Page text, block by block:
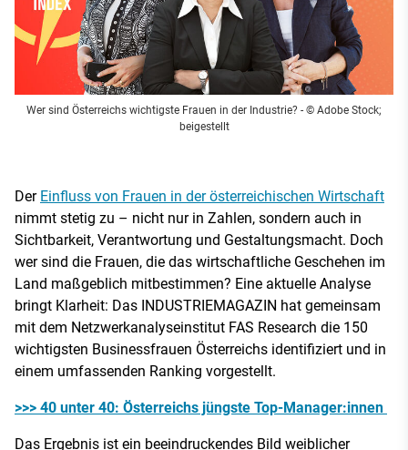
Wer sind Österreichs wichtigste Frauen in der Industrie? - © Adobe Stock;
beigestellt
Der Einfluss von Frauen in der österreichischen Wirtschaft
nimmt stetig zu – nicht nur in Zahlen, sondern auch in
Sichtbarkeit, Verantwortung und Gestaltungsmacht. Doch
wer sind die Frauen, die das wirtschaftliche Geschehen im
Land maßgeblich mitbestimmen? Eine aktuelle Analyse
bringt Klarheit: Das INDUSTRIEMAGAZIN hat gemeinsam
mit dem Netzwerkanalyseinstitut FAS Research die 150
wichtigsten Businessfrauen Österreichs identifiziert und in
einem umfassenden Ranking vorgestellt.
>>> 40 unter 40: Österreichs jüngste Top-Manager:innen
Das Ergebnis ist ein beeindruckendes Bild weiblicher